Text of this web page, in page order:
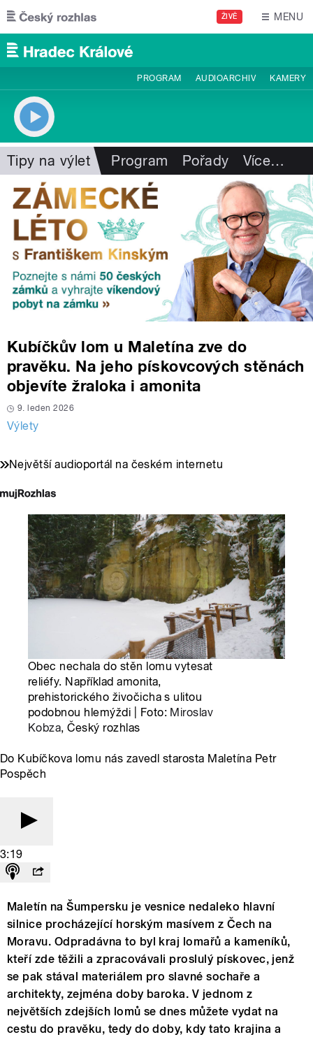
Přejít k hlavnímu obsahu
ŽIVĚ MENU
PROGRAM AUDIOARCHIV KAMERY
Tipy na výlet Program Pořady Více…
Kubíčkův lom u Maletína zve do
pravěku. Na jeho pískovcových stěnách
objevíte žraloka i amonita
9. leden 2026
Výlety
Největší audioportál na českém internetu
Obec nechala do stěn lomu vytesat
reliéfy. Například amonita,
prehistorického živočicha s ulitou
podobnou hlemýždi | Foto: Miroslav
Kobza, Český rozhlas
Do Kubíčkova lomu nás zavedl starosta Maletína Petr
Pospěch
3:19
Maletín na Šumpersku je vesnice nedaleko hlavní
silnice procházející horským masívem z Čech na
Moravu. Odpradávna to byl kraj lomařů a kameníků,
kteří zde těžili a zpracovávali proslulý pískovec, jenž
se pak stával materiálem pro slavné sochaře a
architekty, zejména doby baroka. V jednom z
největších zdejších lomů se dnes můžete vydat na
cestu do pravěku, tedy do doby, kdy tato krajina a